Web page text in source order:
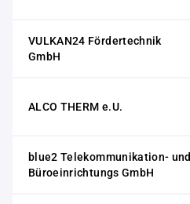
VULKAN24 Fördertechnik
GmbH
ALCO THERM e.U.
blue2 Telekommunikation- und
Büroeinrichtungs GmbH